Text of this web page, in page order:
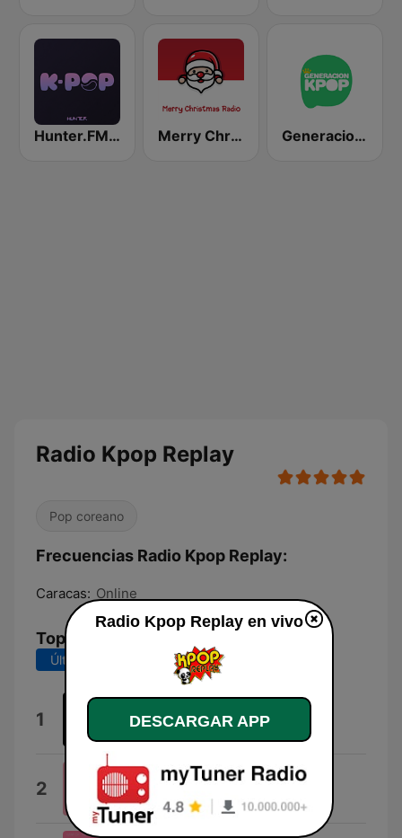
Hunter.FM - K-pop Merry Christmas Radio Generacion KPOP
Radio Kpop Replay
Pop coreano
Frecuencias Radio Kpop Replay:
Caracas: Online
Top Canciones
Últimos 7 días Últimos 30 días
1 MAMAMOO
2 DDU-DU DDU-DU
BLACKPINK
Radio Kpop Replay en vivo
DESCARGAR APP